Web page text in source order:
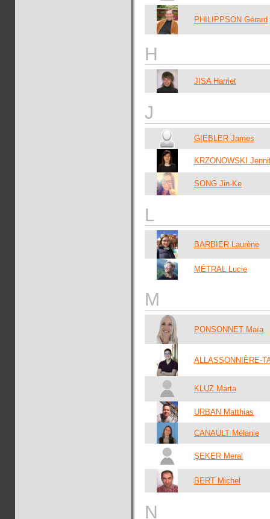
PHILIPPSON Gérard
H
JISA Harriet
J
GIEBLER James
KRZONOWSKI
SONG Jin-Ke
L
BARBIER Laurène
MÉTRAL Lucie
M
PONSONNET Maïa
ALLASSONNIÈRE-
KLUZ Marta
URBAN Matthias
CANAULT Mélanie
ŞEKER Meral
BERT Michel
N